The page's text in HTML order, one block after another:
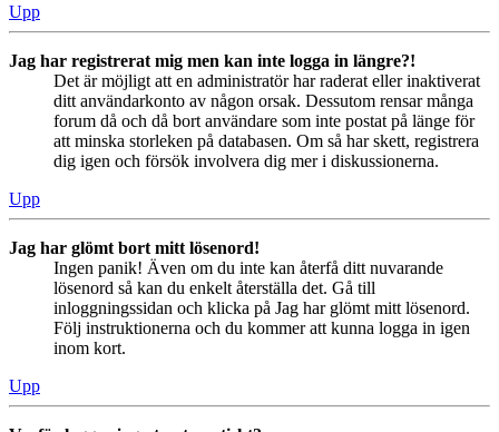
Upp
Jag har registrerat mig men kan inte logga in längre?!
Det är möjligt att en administratör har raderat eller inaktiverat
ditt användarkonto av någon orsak. Dessutom rensar många
forum då och då bort användare som inte postat på länge för
att minska storleken på databasen. Om så har skett, registrera
dig igen och försök involvera dig mer i diskussionerna.
Upp
Jag har glömt bort mitt lösenord!
Ingen panik! Även om du inte kan återfå ditt nuvarande
lösenord så kan du enkelt återställa det. Gå till
inloggningssidan och klicka på Jag har glömt mitt lösenord.
Följ instruktionerna och du kommer att kunna logga in igen
inom kort.
Upp